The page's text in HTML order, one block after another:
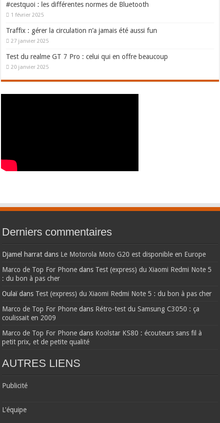
#cestquoi : les différentes normes de Bluetooth
1 février 2025
Traffix : gérer la circulation n’a jamais été aussi fun
27 janvier 2025
Test du realme GT 7 Pro : celui qui en offre beaucoup
20 janvier 2025
Derniers commentaires
Djamel harrat dans Le Motorola Moto G20 est disponible en Europe
Marco de Top For Phone dans Test (express) du Xiaomi Redmi Note 5
: du bon à pas cher
Oulaïdans Test (express) du Xiaomi Redmi Note 5 : du bon à pas cher
Marco de Top For Phone dans Rétro-test du Samsung C3050 : ça
coulissait en 2009
Marco de Top For Phone dans Koolstar KS80 : écouteurs sans fil à
petit prix, et de petite qualité
AUTRES LIENS
Publicité
L'équipe